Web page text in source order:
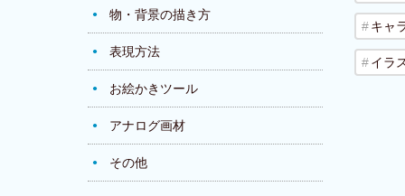
物・背景の描き方
表現方法
お絵かきツール
アナログ画材
その他
キャ
イラ